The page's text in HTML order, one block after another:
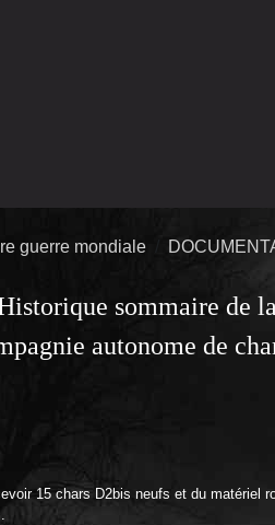
guerre mondiale
sommaire de la
autonome de
15 chars D2bis neufs et du matériel